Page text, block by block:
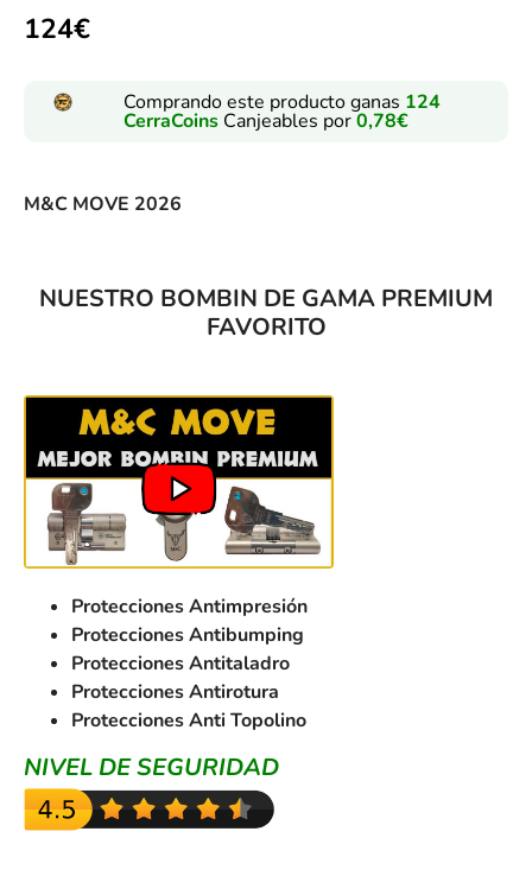
con
5.00
de 5 en
124€
Comprando este producto ganas 124
CerraCoins Canjeables por0,78€
M&C MOVE 2026
NUESTRO BOMBIN DE GAMA PREMIUM
FAVORITO
Protecciones Antimpresión
Protecciones Antibumping
Protecciones Antitaladro
Protecciones Antirotura
Protecciones Anti Topolino
NIVEL DE SEGURIDAD